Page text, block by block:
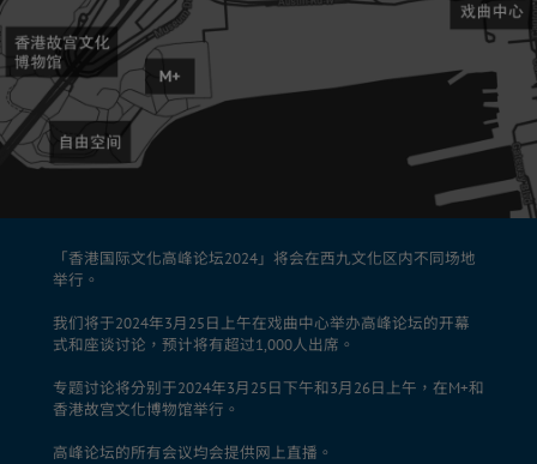
「香港国际文化高峰论坛2024」将会在西九文化区内不同场地
举行。
我们将于2024年3月25日上午在戏曲中心举办高峰论坛的开幕
式和座谈讨论，预计将有超过1,000人出席。
专题讨论将分别于2024年3月25日下午和3月26日上午，在M+和
香港故宫文化博物馆举行。
高峰论坛的所有会议均会提供网上直播。